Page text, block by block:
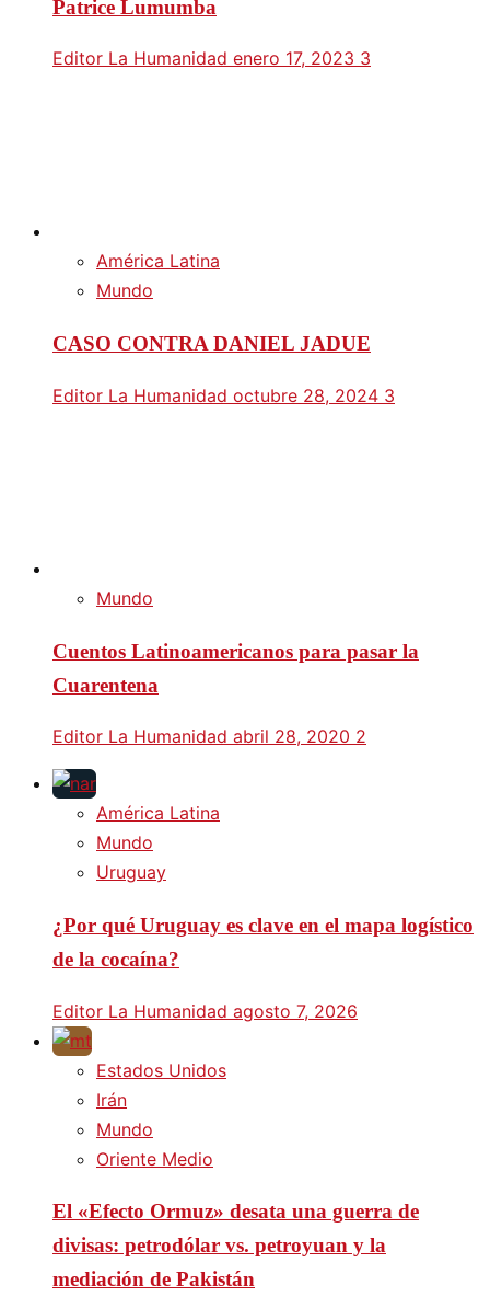
Patrice Lumumba
Editor La Humanidad enero 17, 2023 3
América Latina
Mundo
CASO CONTRA DANIEL JADUE
Editor La Humanidad octubre 28, 2024 3
Mundo
Cuentos Latinoamericanos para pasar la
Cuarentena
Editor La Humanidad abril 28, 2020 2
América Latina
Mundo
Uruguay
¿Por qué Uruguay es clave en el mapa logístico
de la cocaína?
Editor La Humanidad agosto 7, 2026
Estados Unidos
Irán
Mundo
Oriente Medio
El «Efecto Ormuz» desata una guerra de
divisas: petrodólar vs. petroyuan y la
mediación de Pakistán